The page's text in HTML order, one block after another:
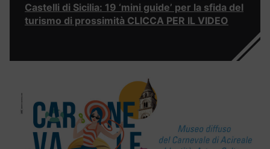
Castelli di Sicilia: 19 ‘mini guide’ per la sfida del
turismo di prossimità CLICCA PER IL VIDEO